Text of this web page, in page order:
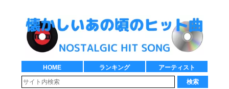
HOME ランキング
アーティスト
検索